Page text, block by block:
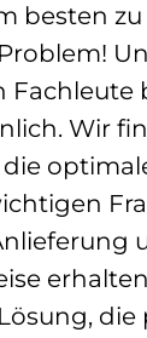
besten
Wir
die